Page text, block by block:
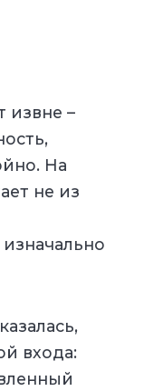
извне –
На
не из
входа: